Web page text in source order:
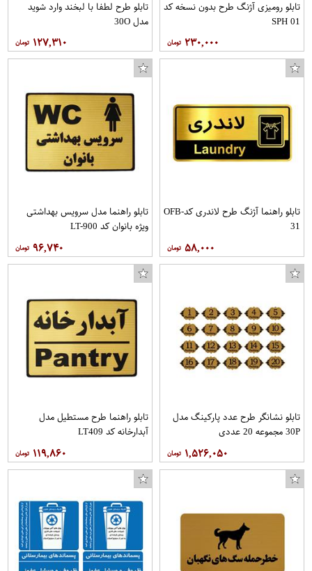
تابلو رومیزی آژنگ طرح بدون نسخه کد
SPH 01
۲۳۰,۰۰۰
تابلو طرح لطفا با لبخند وارد شوید
مدل 30O
۱۲۷,۳۱۰
تابلو راهنما آژنگ طرح لاندری کدOFB-
31
۵۸,۰۰۰
تابلو راهنما مدل سرویس بهداشتی
ویژه بانوان کد LT-900
۹۶,۷۴۰
تابلو نشانگر طرح عدد پارکینگ مدل
30P مجموعه 20 عددی
۱,۵۲۶,۰۵۰
تابلو راهنما طرح مستطیل مدل
آبدارخانه کد LT409
۱۱۹,۸۶۰